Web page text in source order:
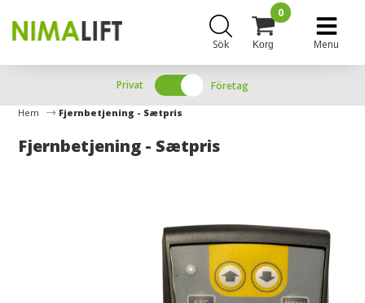
Sök Korg
0
Menu
Privat Företag
Hem Fjernbetjening - Sætpris
Fjernbetjening - Sætpris